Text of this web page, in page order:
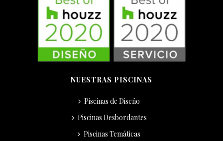
NUESTRAS PISCINAS
Piscinas de Diseño
Piscinas Desbordantes
Piscinas Temáticas